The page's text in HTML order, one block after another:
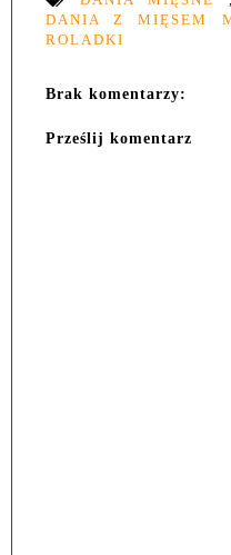
DANIA Z MIĘSEM
ROLADKI
Brak komentarzy:
Prześlij komentarz